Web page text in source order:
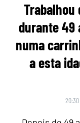
Trabalhou
durante 49
numa
a esta